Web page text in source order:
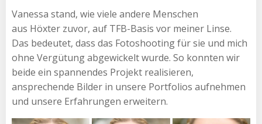
Vanessa stand, wie viele andere Menschen
aus Höxter zuvor, auf TFB-Basis vor meiner Linse.
Das bedeutet, dass das Fotoshooting für sie und mich
ohne Vergütung abgewickelt wurde. So konnten wir
beide ein spannendes Projekt realisieren,
ansprechende Bilder in unsere Portfolios aufnehmen
und unsere Erfahrungen erweitern.